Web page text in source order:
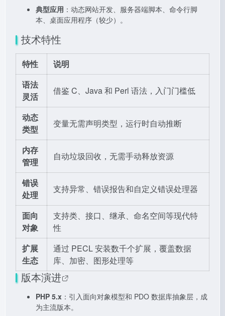
典型应用 ：动态网站开发、服务器端脚本、命令行脚
本、桌面应用程序（较少）。
技术特性
特性
说明
语法
灵活
借鉴 C、Java 和 Perl 语法，入门门槛低
动态
类型
变量无需声明类型，运行时自动推断
内存
管理
自动垃圾回收，无需手动释放资源
错误
处理
支持异常、错误报告和自定义错误处理器
面向
对象
支持类、接口、继承、命名空间等现代特
性
扩展
生态
通过 PECL 安装数千个扩展，覆盖数据
库、加密、图形处理等
版本演进
PHP 5.x ：引入面向对象模型和 PDO 数据库抽象层，成
为主流版本。